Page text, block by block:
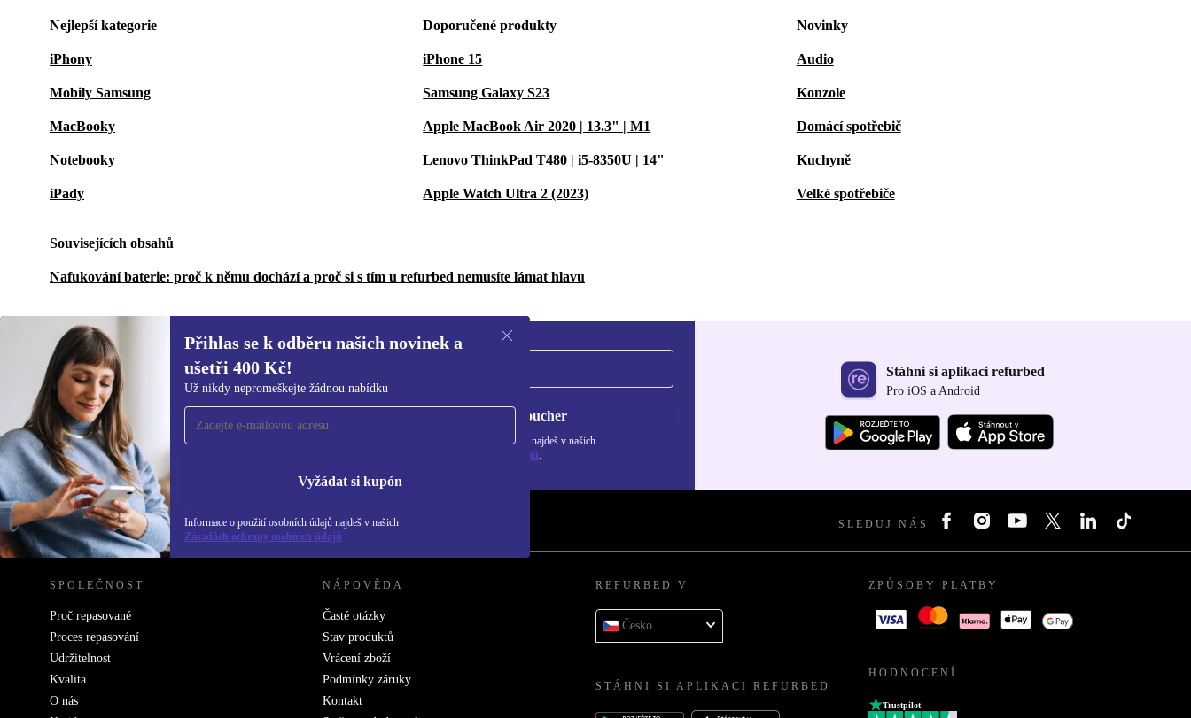
Nejlepší kategorie
iPhony
Mobily Samsung
MacBooky
Notebooky
iPady
Doporučené produkty
iPhone 15
Samsung Galaxy S23
Apple MacBook Air 2020 | 13.3" | M1
Lenovo ThinkPad T480 | i5-8350U | 14"
Apple Watch Ultra 2 (2023)
Novinky
Audio
Konzole
Domácí spotřebič
Kuchyně
Velké spotřebiče
Souvisejících obsahů
Nafukování baterie: proč k němu dochází a proč si s tím u refurbed nemusíte lámat hlavu
Přihlas se k odběru našich novinek a
ušetři 400 Kč!
Už nikdy nepromeškejte žádnou nabídku
Vyžádat si kupón
Informace o použití osobních údajů najdeš v našich
Zásadách ochrany osobních údajů
Přihlas se k odběru našich novinek a
ušetři 400 Kč!
Už nikdy nepromeškej žádnou nabídku.
Chci voucher
Informace o použití osobních údajů najdeš v našich
Zásadách ochrany osobních údajů.
Stáhni si aplikaci refurbed
Pro iOS a Android
REFURBED ČESKO - RETHINK NEW. SLEDUJ NÁS
SPOLEČNOST
Proč repasované
Proces repasování
Udržitelnost
Kvalita
O nás
NÁPOVĚDA
Časté otázky
Stav produktů
Vrácení zboží
Podmínky záruky
Kontakt
REFURBED V
Česko
STÁHNI SI APLIKACI REFURBED
ZPŮSOBY PLATBY
HODNOCENÍ
Trustpilot